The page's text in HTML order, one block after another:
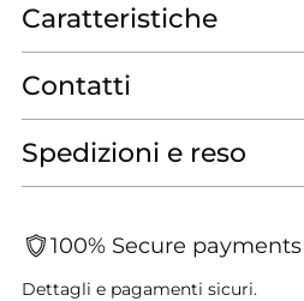
Caratteristiche
Contatti
Spedizioni e reso
100% Secure payments
Dettagli e pagamenti sicuri.